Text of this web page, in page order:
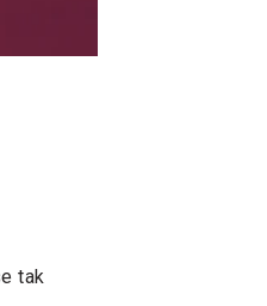
tak